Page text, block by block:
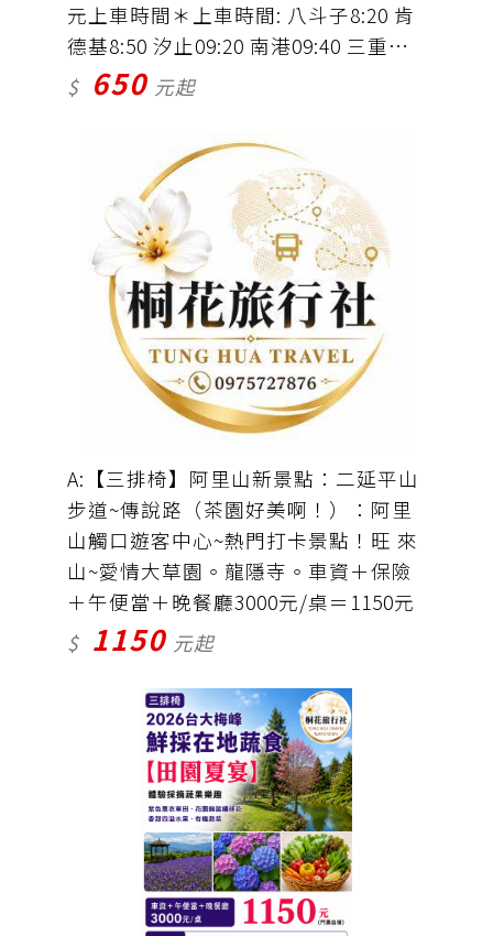
元上車時間＊上車時間: 八斗子8:20 肯
德基8:50 汐止09:20 南港09:40 三重
10:10 民權10：30
$ 650 元起
A:【三排椅】阿里山新景點：二延平山
步道~傳說路（茶園好美啊！）：阿里
山觸口遊客中心~熱門打卡景點！旺 來
山~愛情大草園。龍隱寺。車資＋保險
＋午便當＋晚餐廳3000元/桌＝1150元
$ 1150 元起